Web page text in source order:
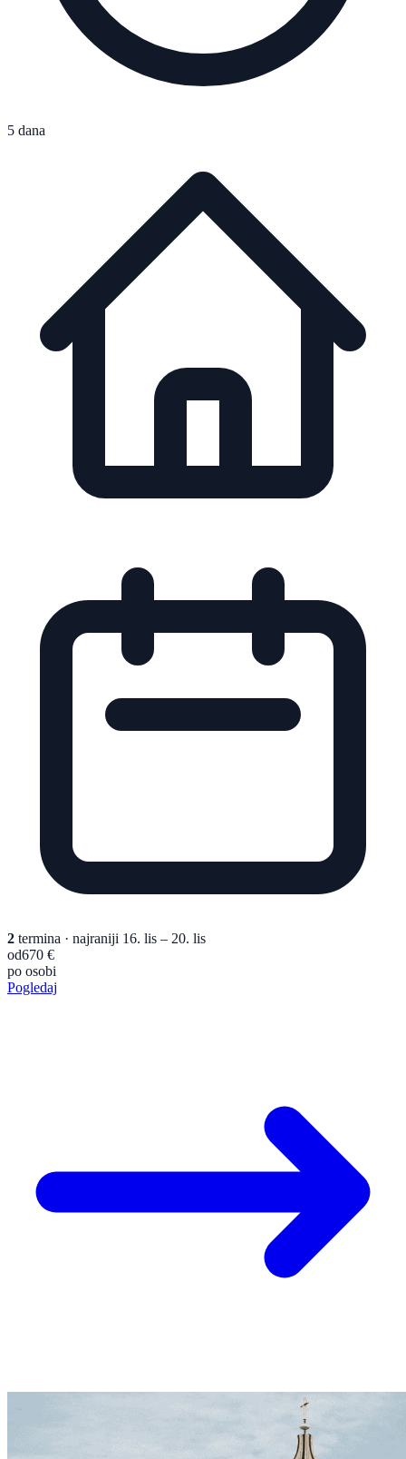
5 dana
2 termina · najraniji 16. lis – 20. lis
od670 €
po osobi
Pogledaj